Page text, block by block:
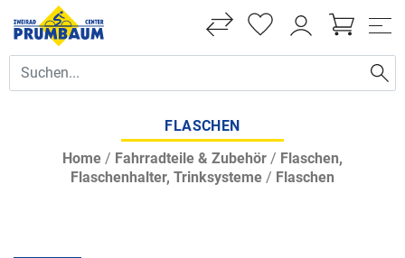
FLASCHEN
Home / Fahrradteile & Zubehör / Flaschen,
Flaschenhalter, Trinksysteme / Flaschen